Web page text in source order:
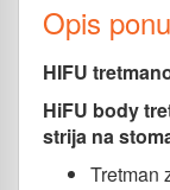
Opis
HIFU
HiFU body
strija na
Tretman